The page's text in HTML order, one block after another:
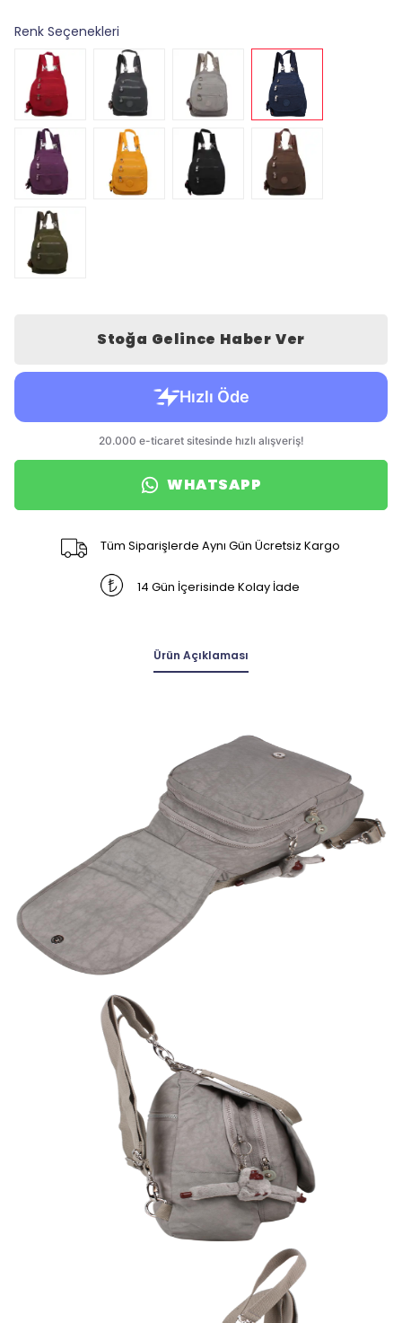
Renk Seçenekleri
Stoğa Gelince Haber Ver
WHATSAPP
Tüm Siparişlerde Aynı Gün Ücretsiz Kargo
14 Gün İçerisinde Kolay İade
Ürün Açıklaması